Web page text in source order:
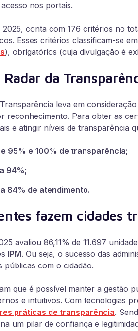
nos portais.
conta com 176 critérios no
Esses critérios classificam-se
), obrigatórios (cuja divulgação é
da
leva em
reconhecimento. Para obter as
e atingir níveis de transparência
95% e 100% de transparência;
94%;
84% de atendimento.
fazem cidades
avaliou 86,11% de 11.697
IPM. Ou seja, o sucesso das
públicas com o cidadão.
que é possível manter a gestão
e intuitivos. Com tecnologias
práticas de transparência.
um pilar de confiança e